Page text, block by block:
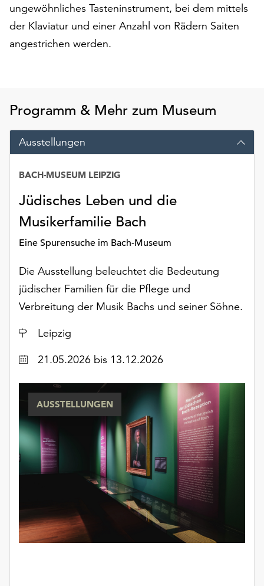
Einverständnis
weiterhin
ausgeführt.
verwendeten
Cookies
anpassen,
erreichen
die
über
die
Schaltfläche
„Auswählen“.
Weitere
Informationen
finden
Sie
unserer
oder
Impressum
ungewöhnliches Tasteninstrument, bei dem mittels
der Klaviatur und einer Anzahl von Rädern Saiten
angestrichen werden.
Programm & Mehr zum Museum
Ausstellungen
Jüdisches Leben und die
Musikerfamilie Bach
Eine Spurensuche im Bach-Museum
BACH-MUSEUM LEIPZIG
Die Ausstellung beleuchtet die Bedeutung
jüdischer Familien für die Pflege und
Verbreitung der Musik Bachs und seiner Söhne.
Ort
Leipzig
Datum21.05.2026 bis 13.12.2026
AUSSTELLUNGEN